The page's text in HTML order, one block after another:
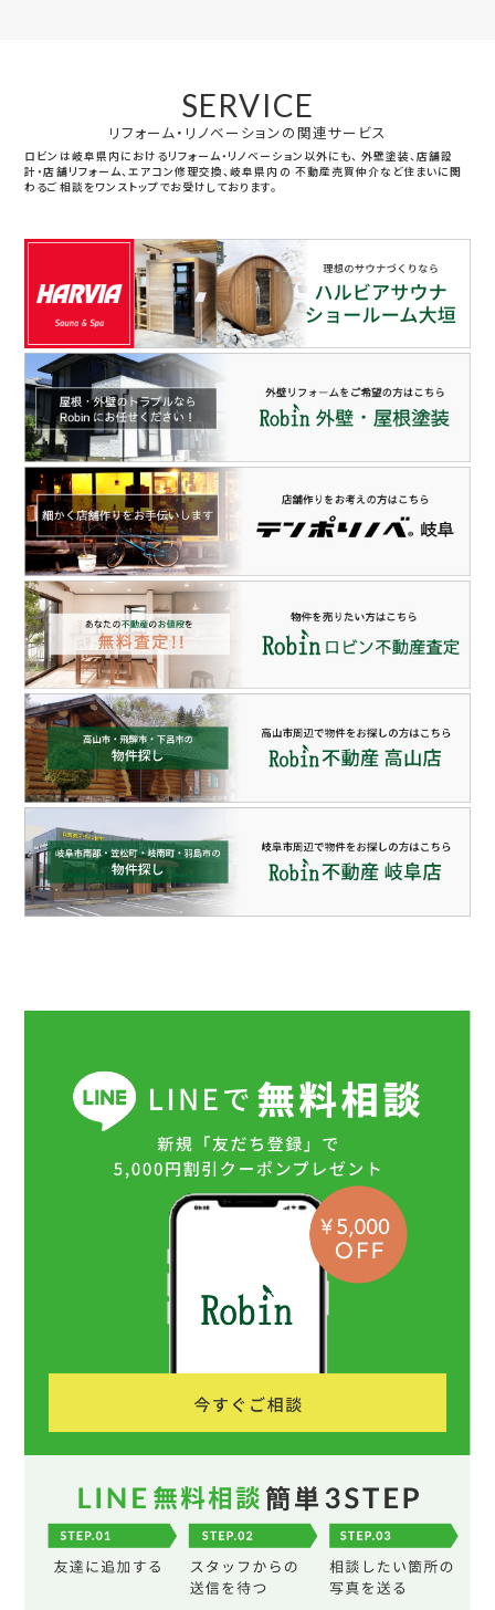
SERVICE
リフォーム・リノベーションの関連サービス
ロビンは岐阜県内におけるリフォーム・リノベーション以外にも、 外壁塗装、店舗設
計・店舗リフォーム、エアコン修理交換、岐阜県内の 不動産売買仲介など住まいに関
わるご相談をワンストップでお受けしております。